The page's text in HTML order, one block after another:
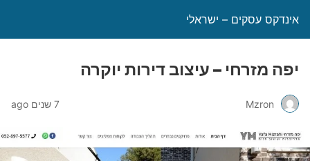
אינדקס עסקים – ישראלי
יפה מזרחי – עיצוב דירות יוקרה
Mzron 7 שנים ago